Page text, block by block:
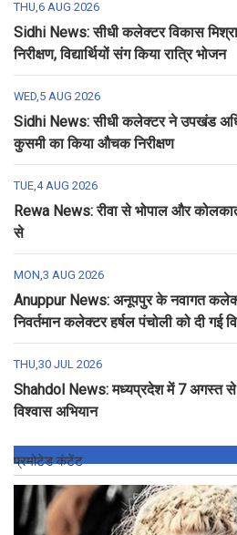
THU,6 AUG 2026
Sidhi News: सीधी कलेक्टर विकास
निरीक्षण, विद्यार्थियों संग किया रात्रि भोजन
WED,5 AUG 2026
Sidhi News: सीधी कलेक्टर ने उपखंड
कुसमी का किया औचक निरीक्षण
TUE,4 AUG 2026
Rewa News: रीवा से भोपाल और
से
MON,3 AUG 2026
Anuppur News: अनूपपुर के नवागत
निवर्तमान कलेक्टर हर्षल पंचोली को दी गई
THU,30 JUL 2026
Shahdol News: मध्यप्रदेश में 7 अगस्त से
विश्वास अभियान